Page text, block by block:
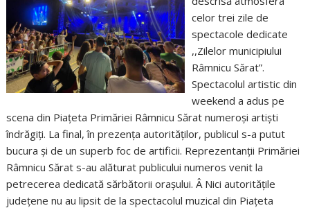
celor trei zile de
spectacole dedicate
,,Zilelor municipiului
Râmnicu Sărat”.
Spectacolul artistic din
weekend a adus pe
scena din Piațeta Primăriei Râmnicu Sărat numeroși artiști
îndrăgiți. La final, în prezența autorităților, publicul s-a putut
bucura și de un superb foc de artificii. Reprezentanții Primăriei
Râmnicu Sărat s-au alăturat publicului numeros venit la
petrecerea dedicată sărbătorii orașului. Â Nici autoritățile
județene nu au lipsit de la spectacolul muzical din Piațeta